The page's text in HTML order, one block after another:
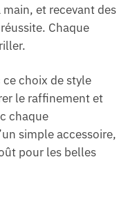
et recevant des
Chaque
choix de style
le raffinement et
chaque
simple accessoire,
pour les belles